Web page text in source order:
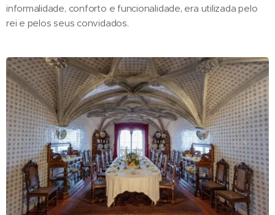
informalidade, conforto e funcionalidade, era utilizada pelo
rei e pelos seus convidados.